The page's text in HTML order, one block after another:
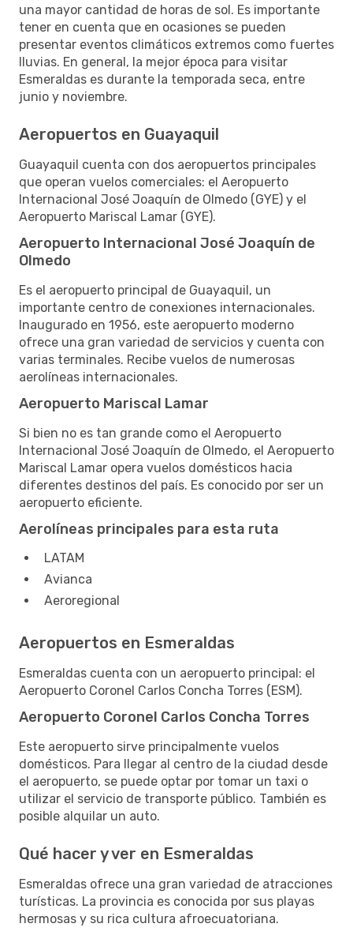
una mayor cantidad de horas de sol. Es importante
tener en cuenta que en ocasiones se pueden
presentar eventos climáticos extremos como fuertes
lluvias. En general, la mejor época para visitar
Esmeraldas es durante la temporada seca, entre
junio y noviembre.
Aeropuertos en Guayaquil
Guayaquil cuenta con dos aeropuertos principales
que operan vuelos comerciales: el Aeropuerto
Internacional José Joaquín de Olmedo (GYE) y el
Aeropuerto Mariscal Lamar (GYE).
Aeropuerto Internacional José Joaquín de
Olmedo
Es el aeropuerto principal de Guayaquil, un
importante centro de conexiones internacionales.
Inaugurado en 1956, este aeropuerto moderno
ofrece una gran variedad de servicios y cuenta con
varias terminales. Recibe vuelos de numerosas
aerolíneas internacionales.
Aeropuerto Mariscal Lamar
Si bien no es tan grande como el Aeropuerto
Internacional José Joaquín de Olmedo, el Aeropuerto
Mariscal Lamar opera vuelos domésticos hacia
diferentes destinos del país. Es conocido por ser un
aeropuerto eficiente.
Aerolíneas principales para esta ruta
LATAM
Avianca
Aeroregional
Aeropuertos en Esmeraldas
Esmeraldas cuenta con un aeropuerto principal: el
Aeropuerto Coronel Carlos Concha Torres (ESM).
Aeropuerto Coronel Carlos Concha Torres
Este aeropuerto sirve principalmente vuelos
domésticos. Para llegar al centro de la ciudad desde
el aeropuerto, se puede optar por tomar un taxi o
utilizar el servicio de transporte público. También es
posible alquilar un auto.
Qué hacer y ver en Esmeraldas
Esmeraldas ofrece una gran variedad de atracciones
turísticas. La provincia es conocida por sus playas
hermosas y su rica cultura afroecuatoriana.